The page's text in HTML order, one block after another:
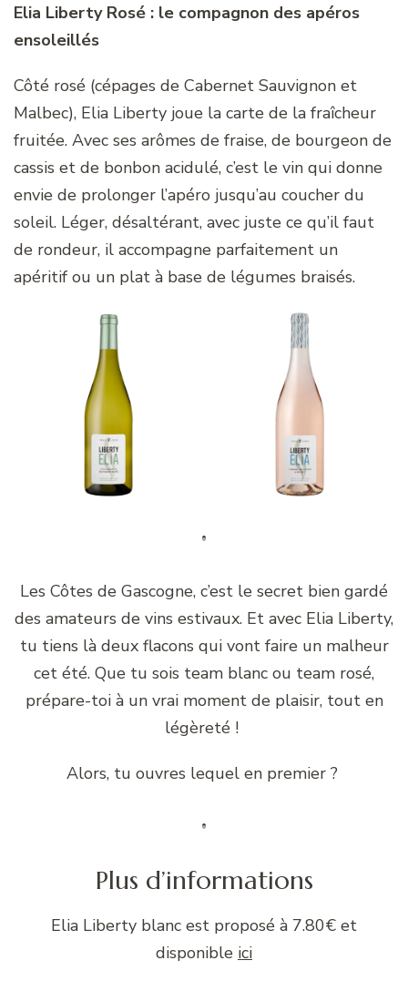
Elia Liberty Rosé : le compagnon des apéros
ensoleillés
Côté rosé (cépages de Cabernet Sauvignon et
Malbec), Elia Liberty joue la carte de la fraîcheur
fruitée. Avec ses arômes de fraise, de bourgeon de
cassis et de bonbon acidulé, c’est le vin qui donne
envie de prolonger l’apéro jusqu’au coucher du
soleil. Léger, désaltérant, avec juste ce qu’il faut
de rondeur, il accompagne parfaitement un
apéritif ou un plat à base de légumes braisés.
Les Côtes de Gascogne, c’est le secret bien gardé
des amateurs de vins estivaux. Et avec Elia Liberty,
tu tiens là deux flacons qui vont faire un malheur
cet été. Que tu sois team blanc ou team rosé,
prépare-toi à un vrai moment de plaisir, tout en
légèreté !
Alors, tu ouvres lequel en premier ?
Plus d’informations
Elia Liberty blanc est proposé à 7.80€ et
disponible ici